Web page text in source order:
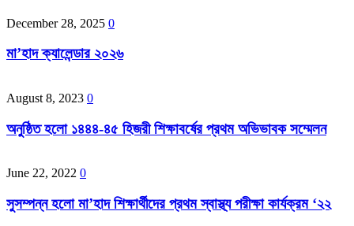
December 28, 2025 0
মা’হাদ ক্যালেন্ডার ২০২৬
August 8, 2023 0
অনুষ্ঠিত হলো ১৪৪৪-৪৫ হিজরী শিক্ষাবর্ষের প্রথম অভিভাবক সম্মেলন
June 22, 2022 0
সুসম্পন্ন হলো মা’হাদ শিক্ষার্থীদের প্রথম স্বাস্থ্য পরীক্ষা কার্যক্রম ‘২২